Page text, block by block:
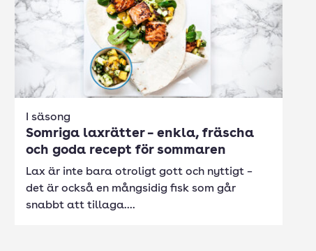
I säsong
Somriga laxrätter – enkla, fräscha
och goda recept för sommaren
Lax är inte bara otroligt gott och nyttigt –
det är också en mångsidig fisk som går
snabbt att tillaga....